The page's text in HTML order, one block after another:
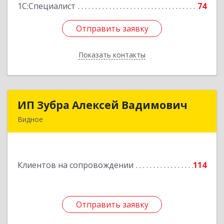
1С:Специалист 74
Отправить заявку
Показать контакты
Отправить заявку
Назад
ИП Зубра Алексей Вадимович
Видное
Клиентов на сопровождении 114
Отправить заявку
ИП Зубра Алексей Вадимович
Подробнее
Отправить заявку